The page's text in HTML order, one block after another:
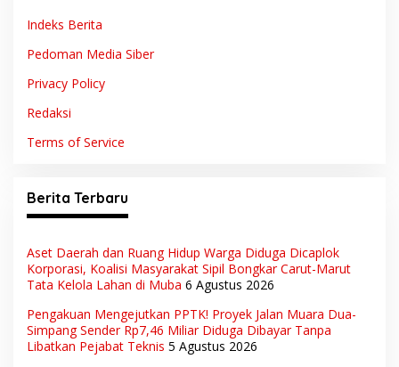
Indeks Berita
Pedoman Media Siber
Privacy Policy
Redaksi
Terms of Service
Berita Terbaru
Aset Daerah dan Ruang Hidup Warga Diduga Dicaplok
Korporasi, Koalisi Masyarakat Sipil Bongkar Carut-Marut
Tata Kelola Lahan di Muba 6 Agustus 2026
Pengakuan Mengejutkan PPTK! Proyek Jalan Muara Dua-
Simpang Sender Rp7,46 Miliar Diduga Dibayar Tanpa
Libatkan Pejabat Teknis 5 Agustus 2026